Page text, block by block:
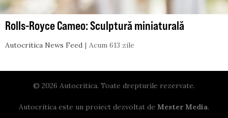
Rolls-Royce Cameo: Sculptură miniaturală
Autocritica News Feed Acum 613 zile
© 2026 Autocritica. Toate drepturile rezervate.
Autocritica este un proiect dezvoltat de Mester Media.